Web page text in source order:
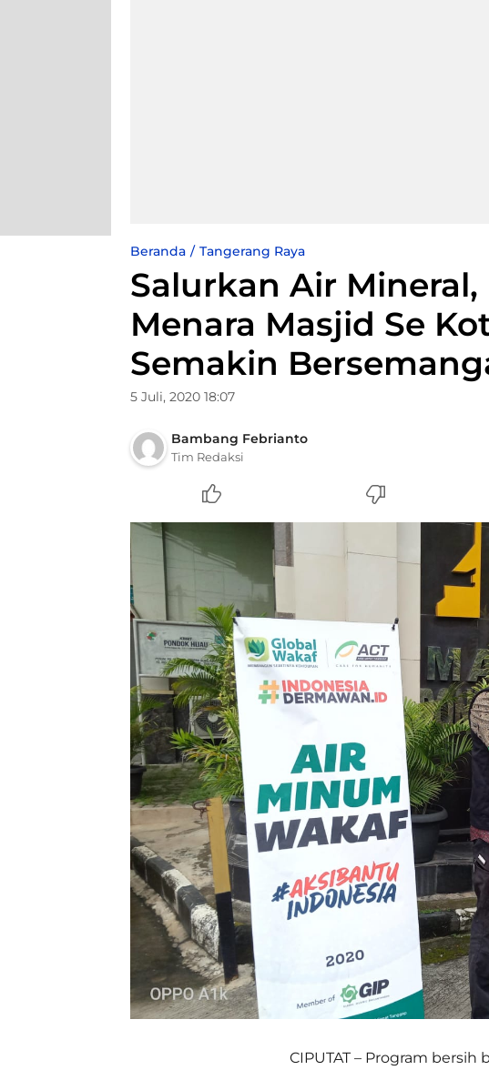
Beranda Tangerang Raya
Salurkan Air
Menara Masjid Se
Semakin
5 Juli, 2020 18:07
Bambang Febrianto
Tim Redaksi
CIPUTAT – Program bersih